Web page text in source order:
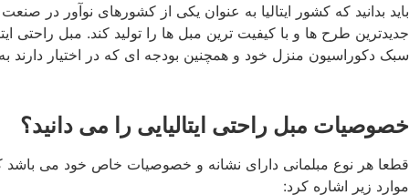
باید بدانید که کشور ایتالیا به عنوان یکی از کشورهای نوآور در
جدیدترین طرح ها و با کیفیت ترین مبل ها را تولید کند. مبل راحتی
سبک دکوراسیون منزل خود و همچنین بودجه ای که در اختیار دارند
خصوصیات مبل راحتی ایتالیایی را می دانید؟
قطعا هر نوع مبلمانی دارای نشانه و خصوصیات خاص خود می
موارد زیر اشاره کرد: